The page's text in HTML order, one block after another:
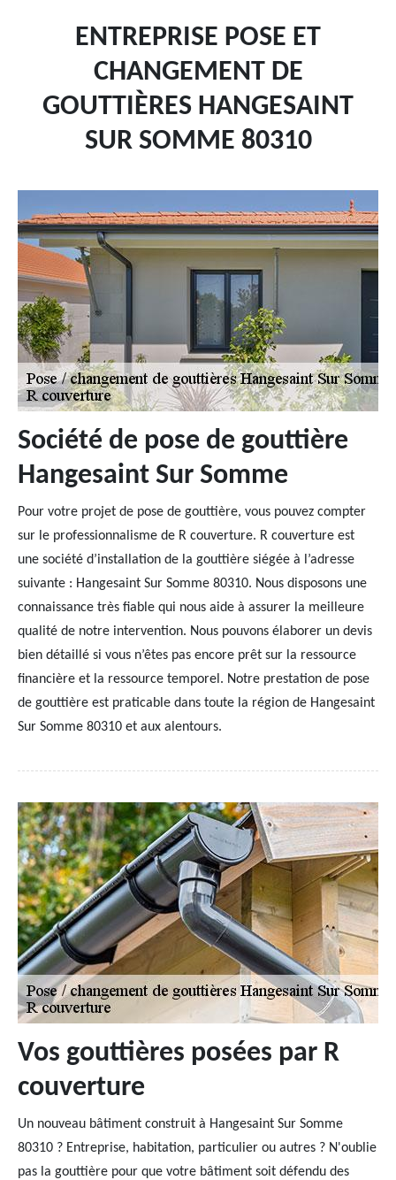
ENTREPRISE POSE ET
CHANGEMENT DE
GOUTTIÈRES HANGESAINT
SUR SOMME 80310
Société de pose de gouttière
Hangesaint Sur Somme
Pour votre projet de pose de gouttière, vous pouvez compter
sur le professionnalisme de R couverture. R couverture est
une société d’installation de la gouttière siégée à l’adresse
suivante : Hangesaint Sur Somme 80310. Nous disposons une
connaissance très fiable qui nous aide à assurer la meilleure
qualité de notre intervention. Nous pouvons élaborer un devis
bien détaillé si vous n’êtes pas encore prêt sur la ressource
financière et la ressource temporel. Notre prestation de pose
de gouttière est praticable dans toute la région de Hangesaint
Sur Somme 80310 et aux alentours.
Vos gouttières posées par R
couverture
Un nouveau bâtiment construit à Hangesaint Sur Somme
80310 ? Entreprise, habitation, particulier ou autres ? N'oublie
pas la gouttière pour que votre bâtiment soit défendu des